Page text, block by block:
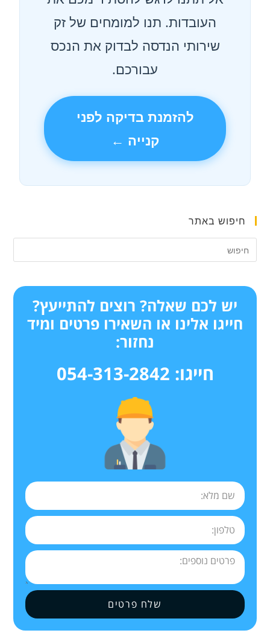
העובדות. תנו למומחים של זק
שירותי הנדסה לבדוק את הנכס
עבורכם.
להזמנת בדיקה לפני
קנייה ←
חיפוש באתר
יש לכם שאלה? רוצים להתייעץ?
חייגו אלינו או השאירו פרטים ומיד
נחזור:
חייגו: 054-313-2842
שלח פרטים